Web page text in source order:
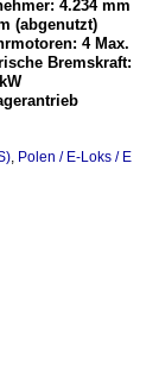
4.234 mm
(abgenutzt)
4 Max.
Bremskraft:
, Polen / E-Loks / E